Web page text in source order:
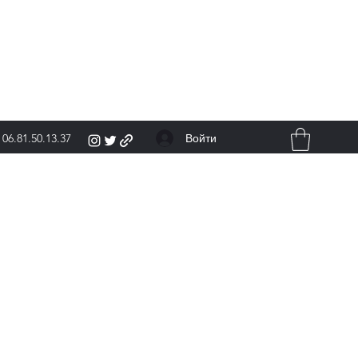
06.81.50.13.37 Войти